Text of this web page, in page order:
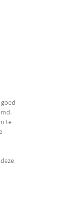
te